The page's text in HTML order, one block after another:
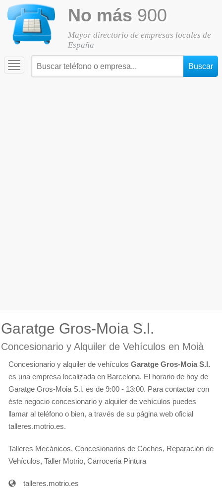
No más 900
Mayor directorio de empresas locales de
España
Toggle
navigation
Garatge Gros-Moia S.l.
Concesionario y Alquiler de Vehículos en Moià
Concesionario y alquiler de vehículos Garatge Gros-Moia S.l.
es una empresa localizada en Barcelona. El horario de hoy de
Garatge Gros-Moia S.l. es de 9:00 - 13:00. Para contactar con
éste negocio concesionario y alquiler de vehículos puedes
llamar al teléfono o bien, a través de su página web oficial
talleres.motrio.es.
Talleres Mecánicos, Concesionarios de Coches, Reparación de
Vehículos, Taller Motrio, Carroceria Pintura
talleres.motrio.es